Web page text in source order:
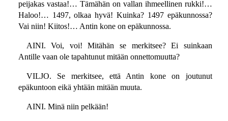
peijakas vastaa!… Tämähän on vallan ihmeellinen rukki!…
Haloo!… 1497, olkaa hyvä! Kuinka? 1497 epäkunnossa?
Vai niin! Kiitos!… Antin kone on epäkunnossa.
AINI. Voi, voi! Mitähän se merkitsee? Ei suinkaan
Antille vaan ole tapahtunut mitään onnettomuutta?
VILJO. Se merkitsee, että Antin kone on joutunut
epäkuntoon eikä yhtään mitään muuta.
AINI. Minä niin pelkään!